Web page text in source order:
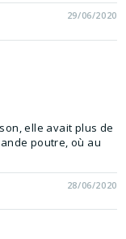
29/06/2020
elle avait plus de
poutre, où au
28/06/2020